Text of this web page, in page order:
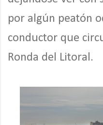
por algún peatón
conductor que
Ronda del Litoral.